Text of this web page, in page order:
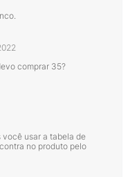
comprar 35?
você usar a tabela de
no produto pelo